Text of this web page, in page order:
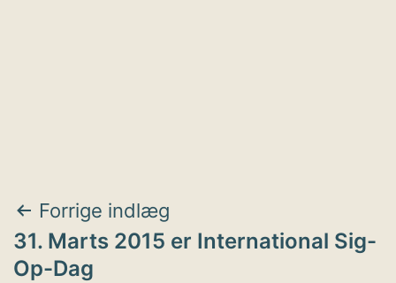
Indlægsnavigation
Forrige indlæg
31. Marts 2015 er International Sig-
Op-Dag